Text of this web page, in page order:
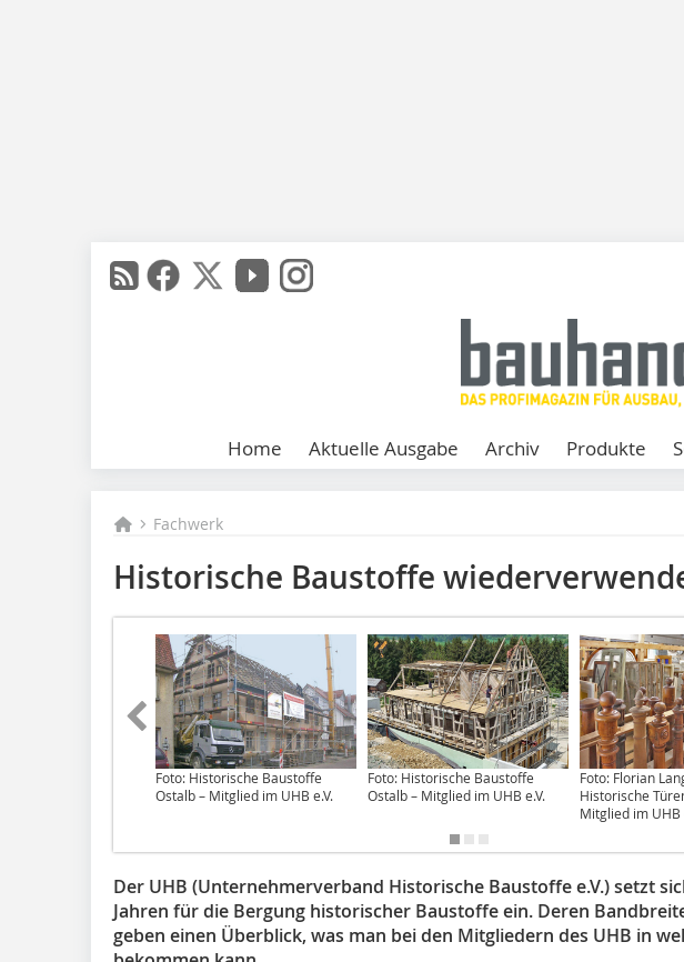
Home Aktuelle Ausgabe Archiv Produkte
Fachwerk
Historische Baustoffe
Foto: Historische Baustoffe
Ostalb – Mitglied im UHB e.V.
Foto: Historische Baustoffe
Ostalb – Mitglied im UHB e.V.
Foto: Florian
Historische
Mitglied im UHB
Der UHB (Unternehmerverband Historische Baustoffe e.V.) setzt
Jahren für die Bergung historischer Baustoffe ein. Deren
geben einen Überblick, was man bei den Mitgliedern des UHB in